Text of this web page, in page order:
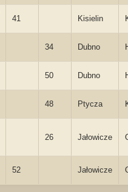
41 Kisielin
34 Dubno
50 Dubno
48 Ptycza
26 Jałowicze
52 Jałowicze